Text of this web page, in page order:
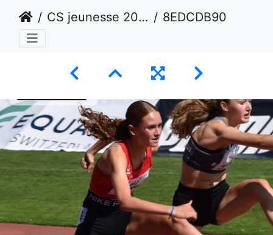
CS jeunesse 2024 - Lausanne 8EDCDB90-7BAC-4B97-9FD3-1A498323AA26 1 105 c